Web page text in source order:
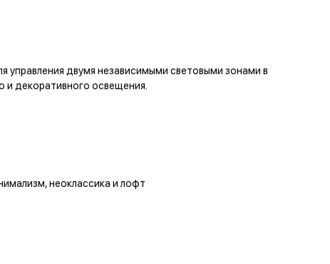
двумя независимыми световыми зонами в
и декоративного освещения.
неоклассика и лофт